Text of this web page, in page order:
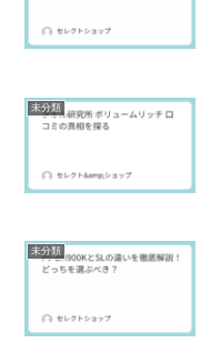
未分類
未分類